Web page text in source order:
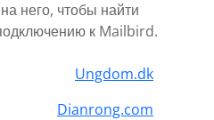
него, чтобы найти
к Mailbird.
Ungdom.dk
Dianrong.com